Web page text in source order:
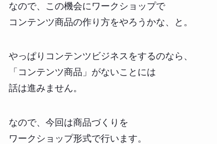
なので、この機会にワークショップで
コンテンツ商品の作り方をやろうかな、と。
やっぱりコンテンツビジネスをするのなら、
「コンテンツ商品」がないことには
話は進みません。
なので、今回は商品づくりを
ワークショップ形式で行います。